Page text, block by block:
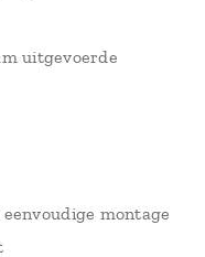
uitgevoerde
montage